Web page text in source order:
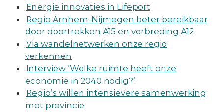
Energie innovaties in Lifeport
Regio Arnhem-Nijmegen beter bereikbaar
door doortrekken A15 en verbreding A12
Via wandelnetwerken onze regio
verkennen
Interview ‘Welke ruimte heeft onze
economie in 2040 nodig?’
Regio’s willen intensievere samenwerking
met provincie